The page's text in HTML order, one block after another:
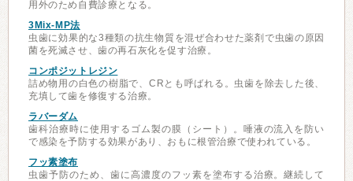
用外のため自費診療となる。
3Mix-MP法
虫歯に効果的な3種類の抗生物質を混ぜ合わせた薬剤で虫歯の原因
菌を死滅させ、歯の再石灰化を促す治療。
コンポジットレジン
詰め物用の白色の樹脂で、CRとも呼ばれる。虫歯を除去した後、
充填して歯を修復する治療。
ラバーダム
歯科治療時に使用するゴム製の膜（シート）。唾液の流入を防い
で感染を予防する効果があり、おもに根管治療で使われている。
フッ素塗布
虫歯予防のため、歯に高濃度のフッ素を塗布する治療。継続して